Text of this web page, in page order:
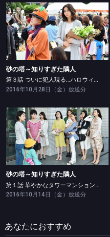
砂の塔～知りすぎた隣人
第３話 ついに犯人現る…ハロウィンにまぎれた仮面の男!!
砂の塔～知りすぎた隣人
第３話 ついに犯人現る…ハロウィンにまぎれた仮面の男!!
2016年10月28日（金）放送分
砂の塔～知りすぎた隣人
第１話 華やかなタワーマンション妻達を襲う幼児失踪事件…美しき最凶の隣人
砂の塔～知りすぎた隣人
第１話 華やかなタワーマンション妻達を襲う幼児失踪事件…美しき最凶の隣人
2016年10月14日（金）放送分
あなたにおすすめ